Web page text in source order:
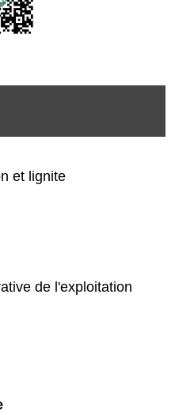
et lignite
de l'exploitation